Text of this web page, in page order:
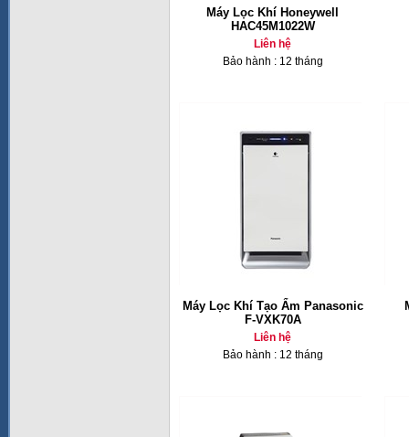
Máy Lọc Khí Honeywell
HAC45M1022W
Liên hệ
Bảo hành : 12 tháng
Máy Lọc Khí Tạo Ẩm Panasonic
F-VXK70A
Liên hệ
Bảo hành : 12 tháng